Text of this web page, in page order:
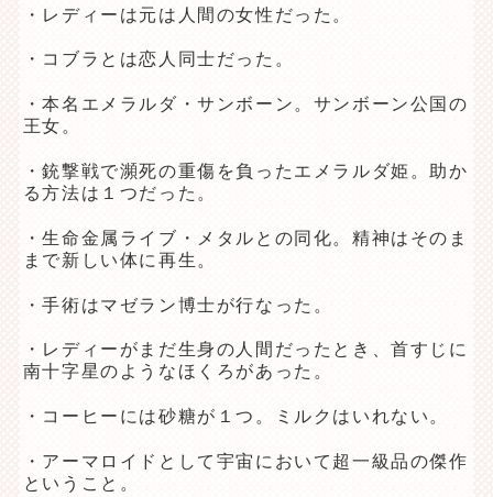
・レディーは元は人間の女性だった。
・コブラとは恋人同士だった。
・本名エメラルダ・サンボーン。サンボーン公国の
王女。
・銃撃戦で瀕死の重傷を負ったエメラルダ姫。助か
る方法は１つだった。
・生命金属ライブ・メタルとの同化。精神はそのま
まで新しい体に再生。
・手術はマゼラン博士が行なった。
・レディーがまだ生身の人間だったとき、首すじに
南十字星のようなほくろがあった。
・コーヒーには砂糖が１つ。ミルクはいれない。
・アーマロイドとして宇宙において超一級品の傑作
ということ。